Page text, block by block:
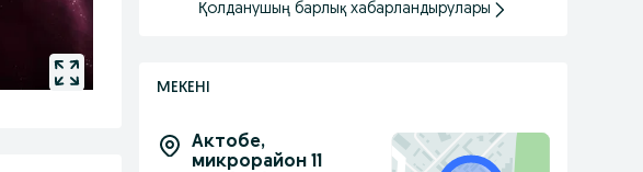
Қолданушың барлық хабарландырулары
МЕКЕНІ
Актобе,
микрорайон 11